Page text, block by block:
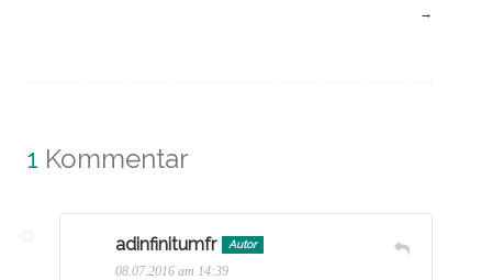
→
1 Kommentar
adinfinitumfr Autor
08.07.2016 am 14:39